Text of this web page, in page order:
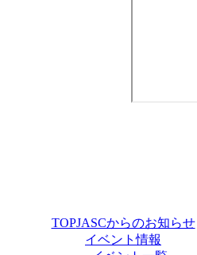
TOPJASCからのお知らせ
イベント情報